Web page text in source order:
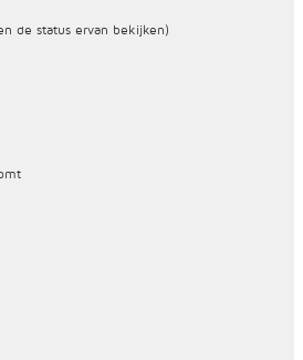
de status ervan bekijken)